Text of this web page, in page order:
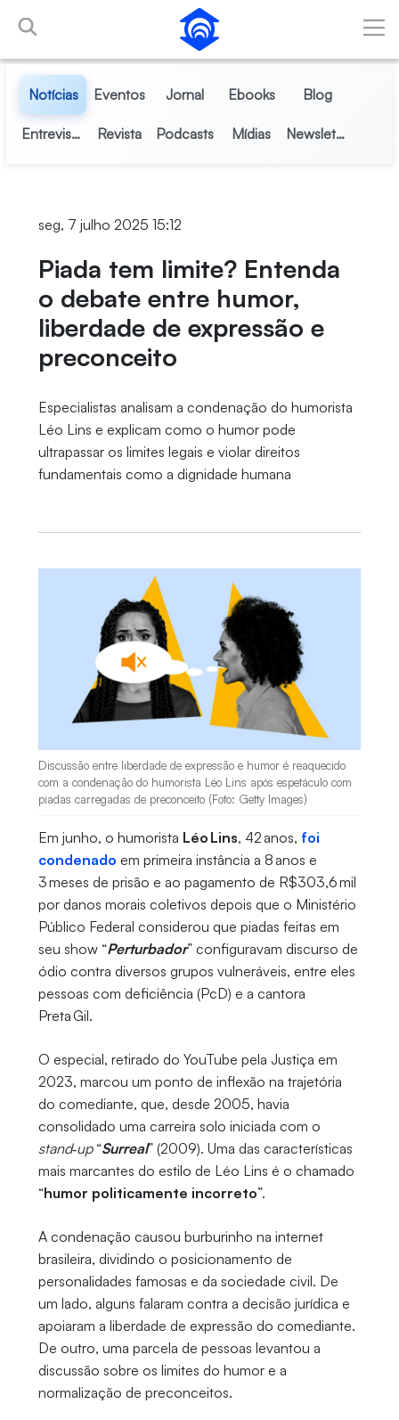
Pular para o Conteúdo principal
Notícias Eventos Jornal Ebooks Blog
Entrevistas Revista Podcasts Mídias Newsletter
seg, 7 julho 2025 15:12
Piada tem limite? Entenda
o debate entre humor,
liberdade de expressão e
preconceito
Especialistas analisam a condenação do humorista
Léo Lins e explicam como o humor pode
ultrapassar os limites legais e violar direitos
fundamentais como a dignidade humana
Discussão entre liberdade de expressão e humor é reaquecido
com a condenação do humorista Léo Lins após espetáculo com
piadas carregadas de preconceito (Foto: Getty Images)
Em junho, o humorista Léo Lins, 42 anos, foi
condenado em primeira instância a 8 anos e
3 meses de prisão e ao pagamento de R$303,6 mil
por danos morais coletivos depois que o Ministério
Público Federal considerou que piadas feitas em
seu show “Perturbador” configuravam discurso de
ódio contra diversos grupos vulneráveis, entre eles
pessoas com deficiência (PcD) e a cantora
Preta Gil.
O especial, retirado do YouTube pela Justiça em
2023, marcou um ponto de inflexão na trajetória
do comediante, que, desde 2005, havia
consolidado uma carreira solo iniciada com o
stand‑up“Surreal” (2009). Uma das características
mais marcantes do estilo de Léo Lins é o chamado
“humor politicamente incorreto”.
A condenação causou burburinho na internet
brasileira, dividindo o posicionamento de
personalidades famosas e da sociedade civil. De
um lado, alguns falaram contra a decisão jurídica e
apoiaram a liberdade de expressão do comediante.
De outro, uma parcela de pessoas levantou a
discussão sobre os limites do humor e a
normalização de preconceitos.